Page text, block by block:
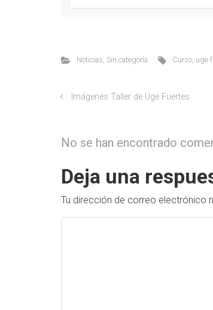
Noticias, Sin categoría Curso, uge
Imágenes Taller de Uge Fuertes
No se han encontrado
Deja una
Tu dirección de correo electrónico